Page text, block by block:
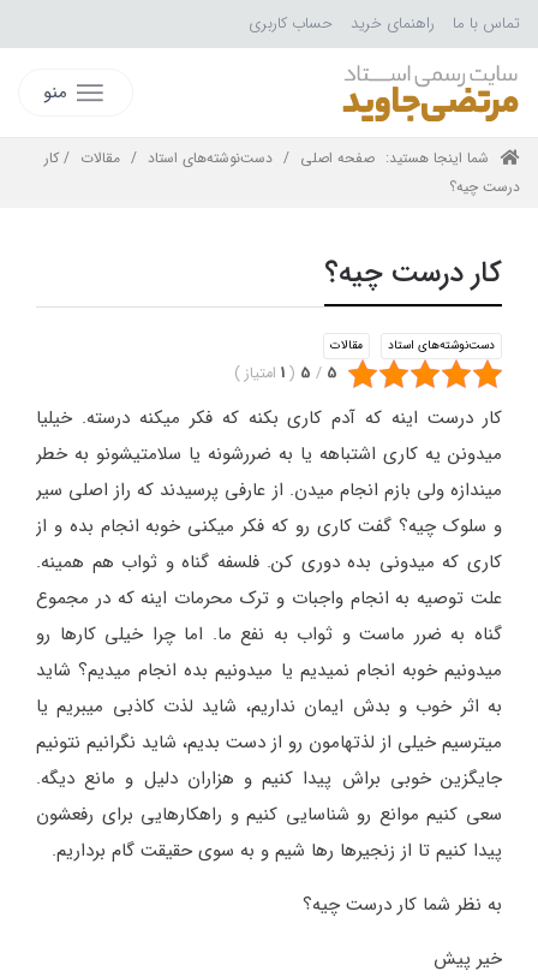
تماس با ما راهنمای خرید حساب کاربری
منو
شما اینجا هستید: صفحه اصلی / دست‌نوشته‌های استاد / مقالات / کار
درست چیه؟
کار درست چیه؟
دست‌نوشته‌های استاد مقالات
5
/
5
(
1 امتیاز)
کار درست اینه که آدم کاری بکنه که فکر میکنه درسته. خیلیا
میدونن یه کاری اشتباهه یا به ضررشونه یا سلامتیشونو به خطر
میندازه ولی بازم انجام میدن. از عارفی پرسیدند که راز اصلی سیر
و سلوک چیه؟ گفت کاری رو که فکر میکنی خوبه انجام بده و از
کاری که میدونی بده دوری کن. فلسفه گناه و ثواب هم همینه.
علت توصیه به انجام واجبات و ترک محرمات اینه که در مجموع
گناه به ضرر ماست و ثواب به نفع ما. اما چرا خیلی کارها رو
میدونیم خوبه انجام نمیدیم یا میدونیم بده انجام میدیم؟ شاید
به اثر خوب و بدش ایمان نداریم، شاید لذت کاذبی میبریم یا
میترسیم خیلی از لذتهامون رو از دست بدیم، شاید نگرانیم نتونیم
جایگزین خوبی براش پیدا کنیم و هزاران دلیل و مانع دیگه.
سعی کنیم موانع رو شناسایی کنیم و راهکارهایی برای رفعشون
پیدا کنیم تا از زنجیرها رها شیم و به سوی حقیقت گام برداریم.
به نظر شما کار درست چیه؟
خیر پیش